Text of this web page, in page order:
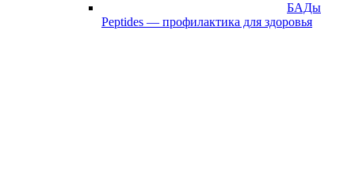
БАДы
Peptides — профилактика для здоровья